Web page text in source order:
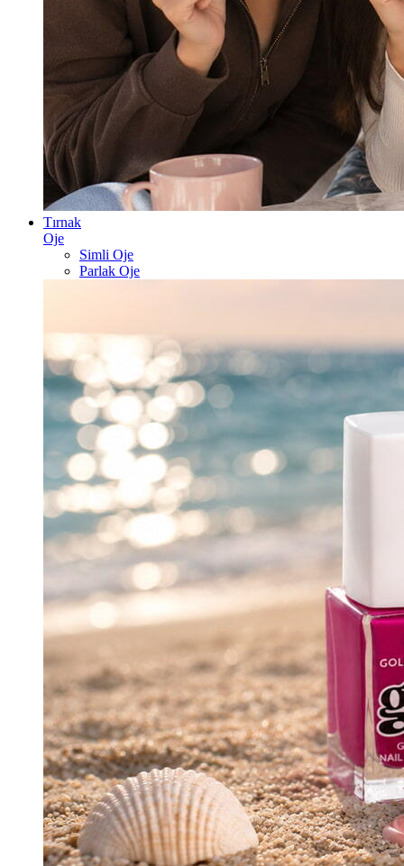
Tırnak
Oje
Simli Oje
Parlak Oje